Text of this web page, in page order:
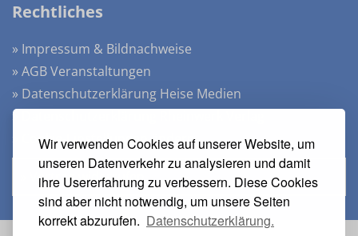
Wir verwenden Cookies auf unserer Website, um
unseren Datenverkehr zu analysieren und damit
ihre Usererfahrung zu verbessern. Diese Cookies
sind aber nicht notwendig, um unsere Seiten
korrekt abzurufen. Datenschutzerklärung.
Rechtliches
» Impressum & Bildnachweise
» AGB Veranstaltungen
» Datenschutzerklärung Heise Medien
» Datenschutzerklärung Rheinwerk Verlag
» Cookie-Einstellungen ändern
» Vertrag widerrufen